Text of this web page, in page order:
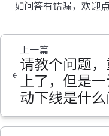
如问答有错漏，欢迎点
上一篇
请教个问题
上了，但是
动下线是什